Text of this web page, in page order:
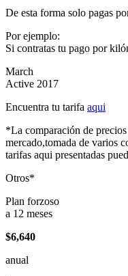
De esta forma solo pagas
Por ejemplo:
Si contratas tu pago por
March
Active 2017
Encuentra tu tarifa aqui
*La comparación de
mercado,tomada de varios
tarifas aqui presentadas
Otros*
Plan forzoso
a 12 meses
$6,640
anual